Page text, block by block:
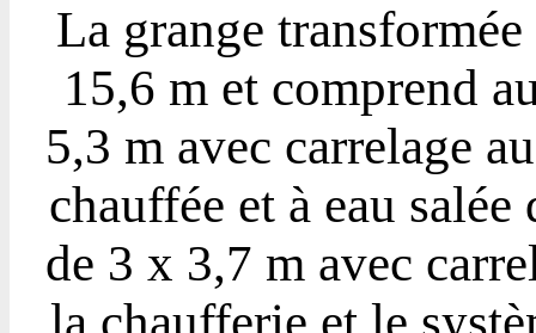
La grange
15,6 m et comprend
5,3 m avec carrelage
chauffée et à eau
de 3 x 3,7 m avec
la chaufferie et le